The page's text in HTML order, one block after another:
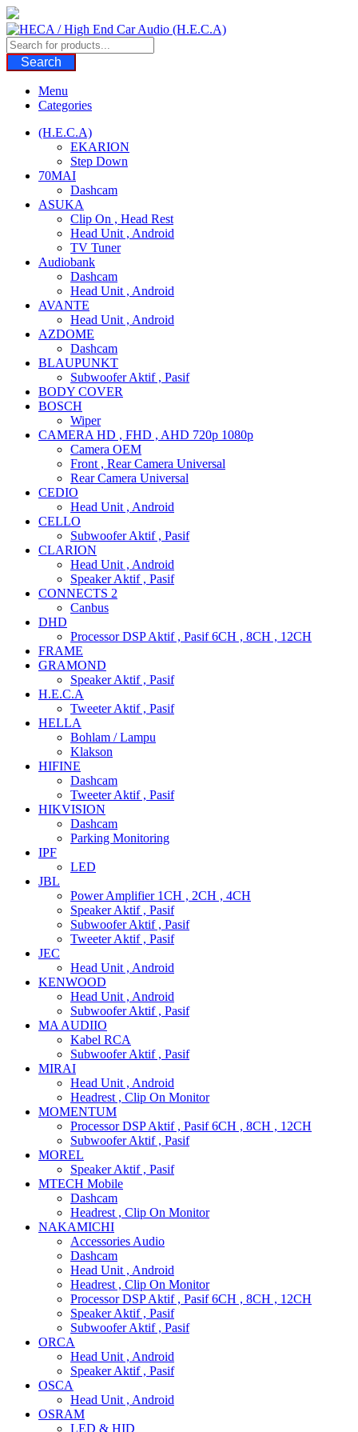
Skip
to
content
Search
Menu
Categories
(H.E.C.A)
EKARION
Step Down
70MAI
Dashcam
ASUKA
Clip On , Head Rest
Head Unit , Android
TV Tuner
Audiobank
Dashcam
Head Unit , Android
AVANTE
Head Unit , Android
AZDOME
Dashcam
BLAUPUNKT
Subwoofer Aktif , Pasif
BODY COVER
BOSCH
Wiper
CAMERA HD , FHD , AHD 720p 1080p
Camera OEM
Front , Rear Camera Universal
Rear Camera Universal
CEDIO
Head Unit , Android
CELLO
Subwoofer Aktif , Pasif
CLARION
Head Unit , Android
Speaker Aktif , Pasif
CONNECTS 2
Canbus
DHD
Processor DSP Aktif , Pasif 6CH , 8CH , 12CH
FRAME
GRAMOND
Speaker Aktif , Pasif
H.E.C.A
Tweeter Aktif , Pasif
HELLA
Bohlam / Lampu
Klakson
HIFINE
Dashcam
Tweeter Aktif , Pasif
HIKVISION
Dashcam
Parking Monitoring
IPF
LED
JBL
Power Amplifier 1CH , 2CH , 4CH
Speaker Aktif , Pasif
Subwoofer Aktif , Pasif
Tweeter Aktif , Pasif
JEC
Head Unit , Android
KENWOOD
Head Unit , Android
Subwoofer Aktif , Pasif
MA AUDIIO
Kabel RCA
Subwoofer Aktif , Pasif
MIRAI
Head Unit , Android
Headrest , Clip On Monitor
MOMENTUM
Processor DSP Aktif , Pasif 6CH , 8CH , 12CH
Subwoofer Aktif , Pasif
MOREL
Speaker Aktif , Pasif
MTECH Mobile
Dashcam
Headrest , Clip On Monitor
NAKAMICHI
Accessories Audio
Dashcam
Head Unit , Android
Headrest , Clip On Monitor
Processor DSP Aktif , Pasif 6CH , 8CH , 12CH
Speaker Aktif , Pasif
Subwoofer Aktif , Pasif
ORCA
Head Unit , Android
Speaker Aktif , Pasif
OSCA
Head Unit , Android
OSRAM
LED & HID